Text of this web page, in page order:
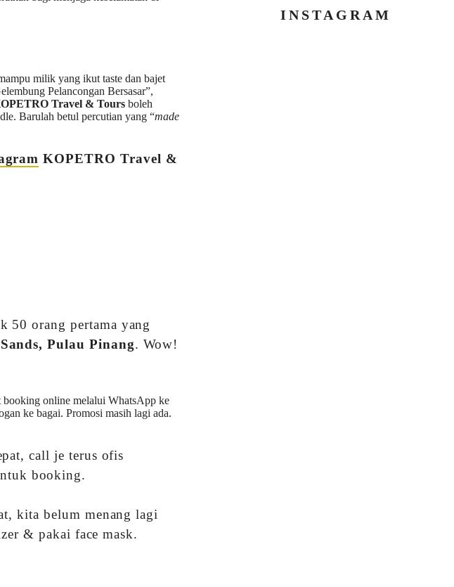
milik yang ikut taste dan bajet
Pelancongan Bersasar”,
Travel & Tours boleh
Barulah betul percutian yang “made
KOPETRO Travel &
50 orang pertama yang
Pulau Pinang. Wow!
booking online melalui WhatsApp ke
ke bagai. Promosi masih lagi ada.
call je terus ofis
booking.
kita belum menang lagi
& pakai face mask.
INSTAGRAM